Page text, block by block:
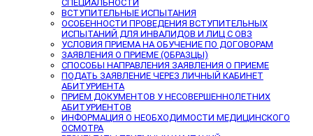
СПЕЦИАЛЬНОСТИ
ВСТУПИТЕЛЬНЫЕ ИСПЫТАНИЯ
ОСОБЕННОСТИ ПРОВЕДЕНИЯ ВСТУПИТЕЛЬНЫХ
ИСПЫТАНИЙ ДЛЯ ИНВАЛИДОВ И ЛИЦ С ОВЗ
УСЛОВИЯ ПРИЕМА НА ОБУЧЕНИЕ ПО ДОГОВОРАМ
ЗАЯВЛЕНИЯ О ПРИЕМЕ (ОБРАЗЦЫ)
СПОСОБЫ НАПРАВЛЕНИЯ ЗАЯВЛЕНИЯ О ПРИЕМЕ
ПОДАТЬ ЗАЯВЛЕНИЕ ЧЕРЕЗ ЛИЧНЫЙ КАБИНЕТ
АБИТУРИЕНТА
ПРИЕМ ДОКУМЕНТОВ У НЕСОВЕРШЕННОЛЕТНИХ
АБИТУРИЕНТОВ
ИНФОРМАЦИЯ О НЕОБХОДИМОСТИ МЕДИЦИНСКОГО
ОСМОТРА